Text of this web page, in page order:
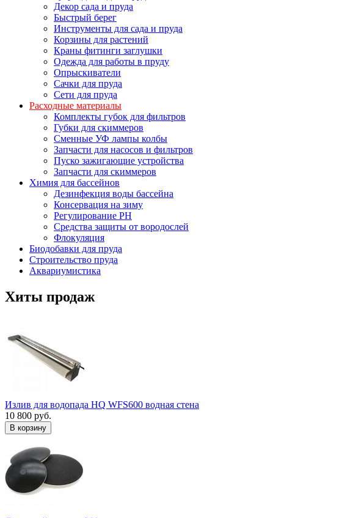
Декор сада и пруда
Быстрый берег
Инструменты для сада и пруда
Корзины для растений
Краны фитинги заглушки
Одежда для работы в пруду
Опрыскиватели
Сачки для пруда
Сети для пруда
Расходные материалы
Комплекты губок для фильтров
Губки для скиммеров
Сменные УФ лампы колбы
Запчасти для насосов и фильтров
Пуско зажигающие устройства
Запчасти для скиммеров
Химия для бассейнов
Дезинфекция воды бассейна
Консервация на зиму
Регулирование PH
Средства защиты от вородослей
Флокуляция
Биодобавки для пруда
Строительство пруда
Аквариумистика
Хиты продаж
Излив для водопада HQ WFS600 водная стена
10 800 руб.
В корзину